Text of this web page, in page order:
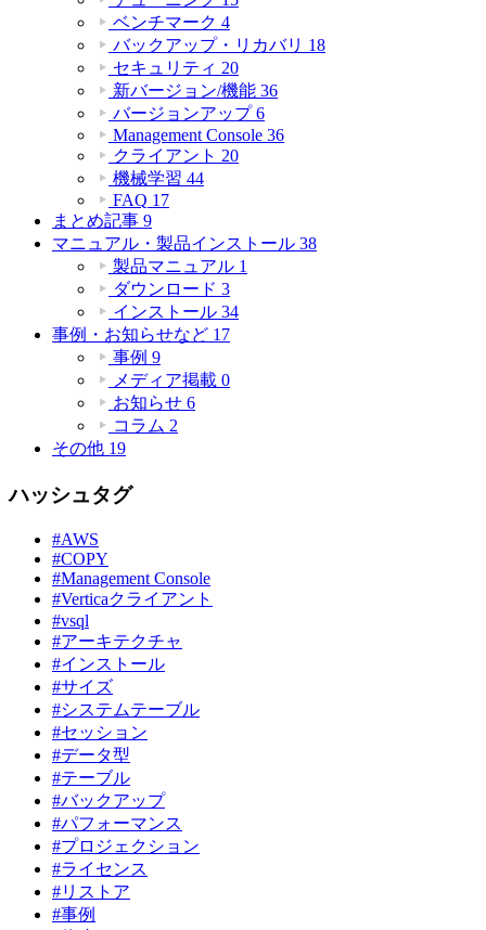
ベンチマーク 4
バックアップ・リカバリ 18
セキュリティ 20
新バージョン/機能 36
バージョンアップ 6
Management Console 36
クライアント 20
機械学習 44
FAQ 17
まとめ記事 9
マニュアル・製品インストール 38
製品マニュアル 1
ダウンロード 3
インストール 34
事例・お知らせなど 17
事例 9
メディア掲載 0
お知らせ 6
コラム 2
その他 19
ハッシュタグ
#AWS
#COPY
#Management Console
#Verticaクライアント
#vsql
#アーキテクチャ
#インストール
#サイズ
#システムテーブル
#セッション
#データ型
#テーブル
#バックアップ
#パフォーマンス
#プロジェクション
#ライセンス
#リストア
#事例